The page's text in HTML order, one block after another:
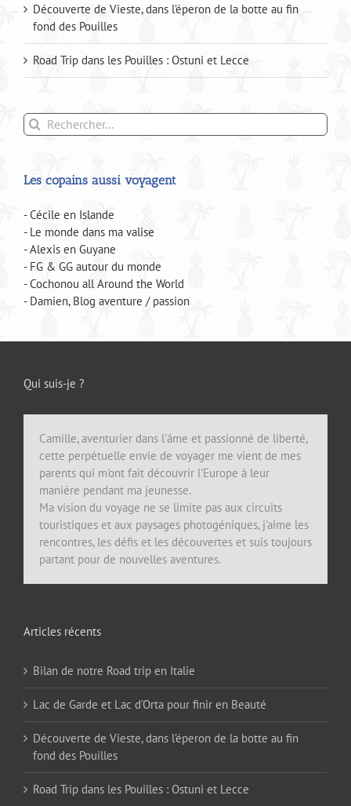
Découverte de Vieste, dans l’éperon de la botte au fin
fond des Pouilles
Road Trip dans les Pouilles : Ostuni et Lecce
Rechercher:
Les copains aussi voyagent
- Cécile en Islande
- Le monde dans ma valise
- Alexis en Guyane
- FG & GG autour du monde
- Cochonou all Around the World
- Damien, Blog aventure / passion
Qui suis-je ?
Camille, aventurier dans l'âme et passionné de liberté,
cette perpétuelle envie de voyager me vient de mes
parents qui m'ont fait découvrir l'Europe à leur
manière pendant ma jeunesse.
Ma vision du voyage ne se limite pas aux circuits
touristiques et aux paysages photogéniques, j'aime les
rencontres, les défis et les découvertes et suis toujours
partant pour de nouvelles aventures.
Articles récents
Bilan de notre Road trip en Italie
Lac de Garde et Lac d’Orta pour finir en Beauté
Découverte de Vieste, dans l’éperon de la botte au fin
fond des Pouilles
Road Trip dans les Pouilles : Ostuni et Lecce